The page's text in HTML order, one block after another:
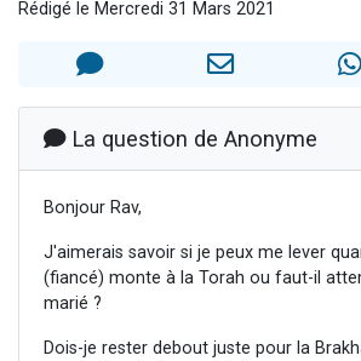
Il reste 49 places pour
12 nouvelles musiques
Rédigé le Mercredi 31 Mars 2021
La question de Anonyme
Bonjour Rav,
J'aimerais savoir si je peux me lever
(fiancé) monte à la Torah ou faut-il
marié ?
Dois-je rester debout juste pour la